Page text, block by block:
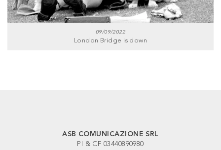
09/09/2022
London Bridge is down
ASB COMUNICAZIONE SRL
PI & CF 03440890980